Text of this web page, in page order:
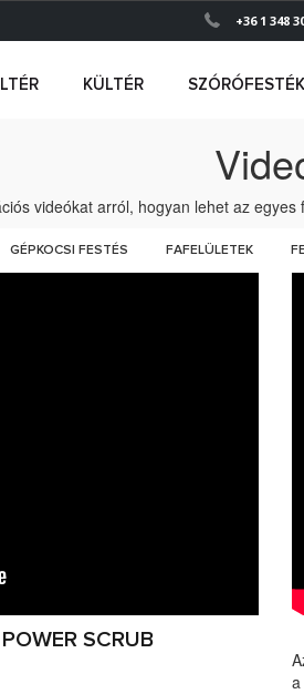
+36 1 348
KÜLTÉR
videókat arról, hogyan lehet az
GÉPKOCSI FESTÉS FAFELÜLETEK
SCRUB